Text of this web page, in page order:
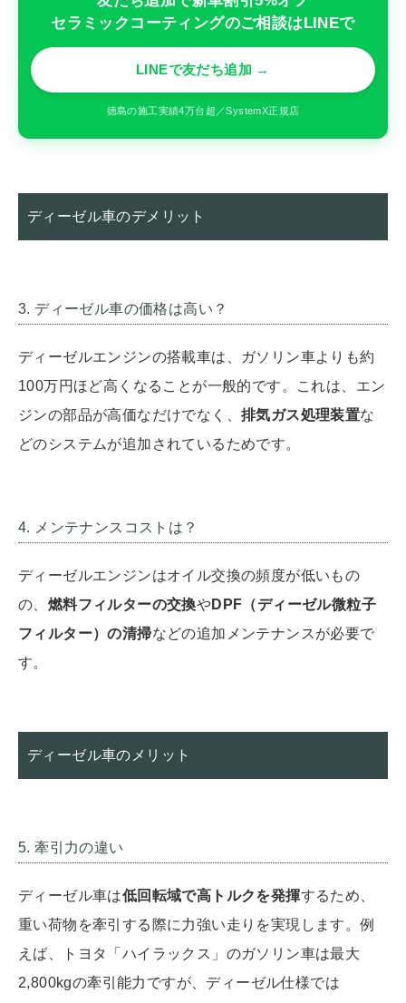
セラミックコーティングのご相談はLINEで
LINEで友だち追加 →
徳島の施工実績4万台超／SystemX正規店
ディーゼル車のデメリット
3. ディーゼル車の価格は高い？
ディーゼルエンジンの搭載車は、ガソリン車よりも約
100万円ほど高くなることが一般的です。これは、エン
ジンの部品が高価なだけでなく、 排気ガス処理装置な
どのシステムが追加されているためです。
4. メンテナンスコストは？
ディーゼルエンジンはオイル交換の頻度が低いもの
の、 燃料フィルターの交換やDPF（ディーゼル微粒子
フィルター）の清掃などの追加メンテナンスが必要で
す。
ディーゼル車のメリット
5. 牽引力の違い
ディーゼル車は低回転域で高トルクを発揮するため、
重い荷物を牽引する際に力強い走りを実現します。例
えば、トヨタ「ハイラックス」のガソリン車は最大
2,800kgの牽引能力ですが、ディーゼル仕様では